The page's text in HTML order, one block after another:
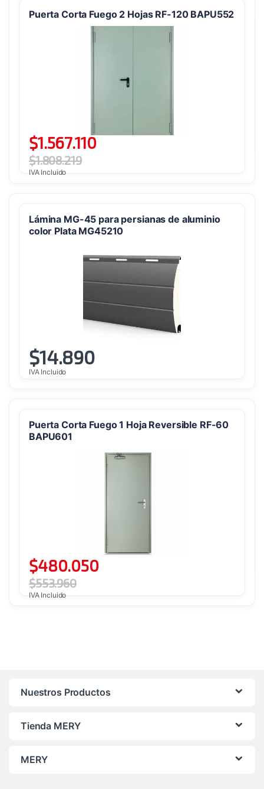
Puerta Corta Fuego 2 Hojas RF-120 BAPU552
$1.567.110
$1.808.219
IVA Incluido
Lámina MG-45 para persianas de aluminio
color Plata MG45210
$14.890
IVA Incluido
Puerta Corta Fuego 1 Hoja Reversible RF-60
BAPU601
$480.050
$553.960
IVA Incluido
Nuestros Productos
Tienda MERY
MERY